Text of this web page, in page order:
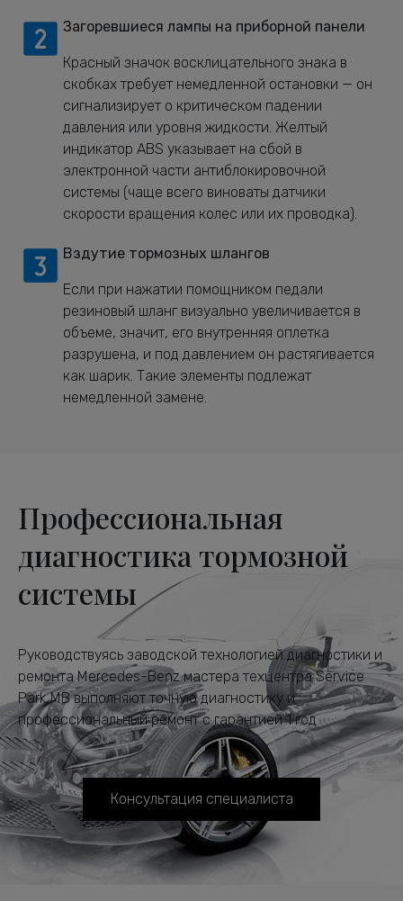
Загоревшиеся лампы на приборной панели
Красный значок восклицательного знака в
скобках требует немедленной остановки — он
сигнализирует о критическом падении
давления или уровня жидкости. Желтый
индикатор ABS указывает на сбой в
электронной части антиблокировочной
системы (чаще всего виноваты датчики
скорости вращения колес или их проводка).
Вздутие тормозных шлангов
Если при нажатии помощником педали
резиновый шланг визуально увеличивается в
объеме, значит, его внутренняя оплетка
разрушена, и под давлением он растягивается
как шарик. Такие элементы подлежат
немедленной замене.
Профессиональная
диагностика тормозной
системы
Руководствуясь заводской технологией диагностики и
ремонта Mercedes-Benz мастера техцентра Service
Park MB выполняют точную диагностику и
профессиональный ремонт с гарантией 1 год
Консультация специалиста